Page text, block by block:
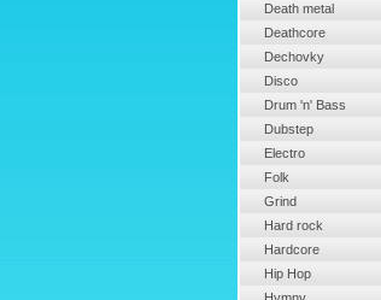
Death metal
Deathcore
Dechovky
Disco
Drum 'n' Bass
Dubstep
Electro
Folk
Grind
Hard rock
Hardcore
Hip Hop